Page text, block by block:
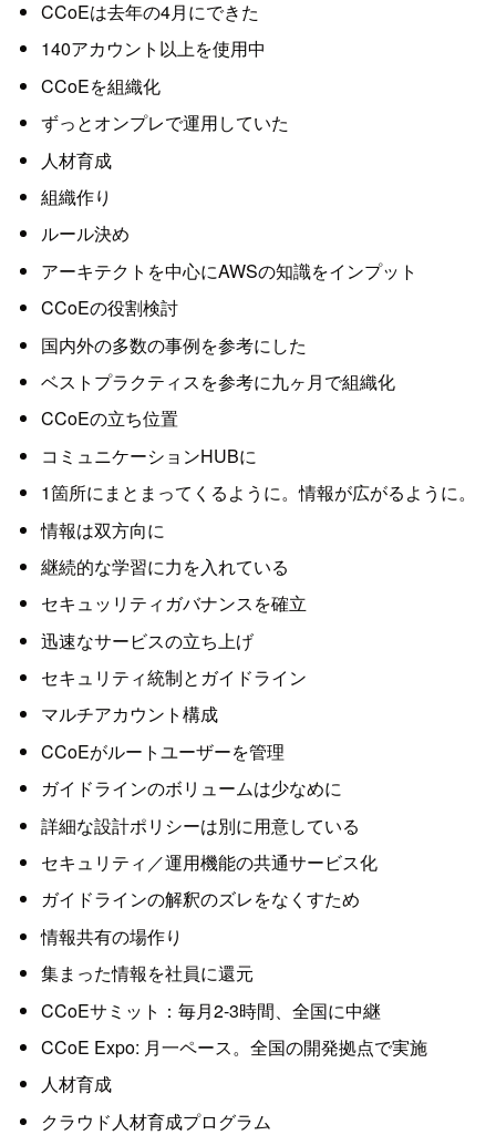
CCoEは去年の4月にできた
140アカウント以上を使用中
CCoEを組織化
ずっとオンプレで運用していた
人材育成
組織作り
ルール決め
アーキテクトを中心にAWSの知識をインプット
CCoEの役割検討
国内外の多数の事例を参考にした
ベストプラクティスを参考に九ヶ月で組織化
CCoEの立ち位置
コミュニケーションHUBに
1箇所にまとまってくるように。情報が広がるように。
情報は双方向に
継続的な学習に力を入れている
セキュッリティガバナンスを確立
迅速なサービスの立ち上げ
セキュリティ統制とガイドライン
マルチアカウント構成
CCoEがルートユーザーを管理
ガイドラインのボリュームは少なめに
詳細な設計ポリシーは別に用意している
セキュリティ／運用機能の共通サービス化
ガイドラインの解釈のズレをなくすため
情報共有の場作り
集まった情報を社員に還元
CCoEサミット：毎月2-3時間、全国に中継
CCoE Expo: 月一ペース。全国の開発拠点で実施
人材育成
クラウド人材育成プログラム